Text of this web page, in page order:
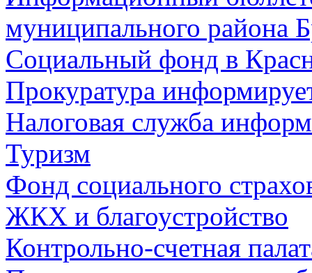
муниципального района
Социальный фонд в
Прокуратура
Налоговая служба
Туризм
Фонд социального
ЖКХ и благоустройство
Контрольно-счетная